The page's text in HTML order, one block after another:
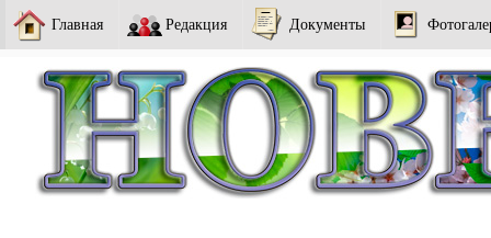
Главная Редакция Документы